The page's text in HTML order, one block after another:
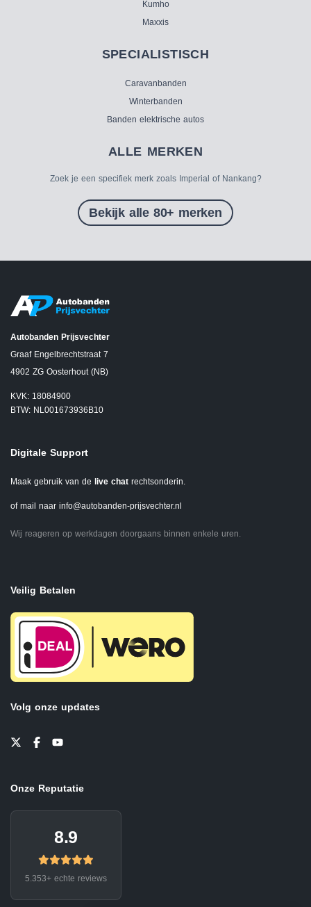
Kumho
Maxxis
SPECIALISTISCH
Caravanbanden
Winterbanden
Banden elektrische autos
ALLE MERKEN
Zoek je een specifiek merk zoals Imperial of Nankang?
Bekijk alle 80+ merken
Autobanden Prijsvechter
Graaf Engelbrechtstraat 7
4902 ZG Oosterhout (NB)
KVK: 18084900
BTW: NL001673936B10
Digitale Support
Maak gebruik van de live chat rechtsonderin.
of mail naar info@autobanden-prijsvechter.nl
Wij reageren op werkdagen doorgaans binnen enkele uren.
Veilig Betalen
Volg onze updates
Onze Reputatie
8.9
5.353+ echte reviews